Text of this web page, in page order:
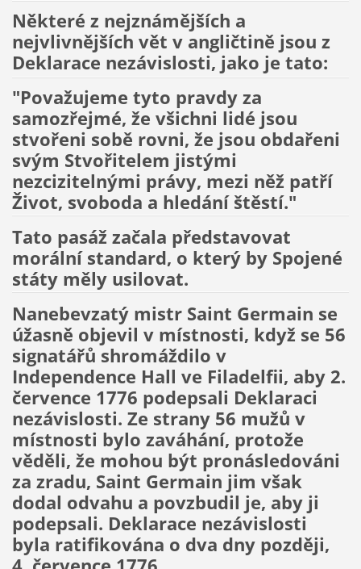
Některé z nejznámějších a
nejvlivnějších vět v angličtině jsou z
Deklarace nezávislosti, jako je tato:
"Považujeme tyto pravdy za
samozřejmé, že všichni lidé jsou
stvořeni sobě rovni, že jsou obdařeni
svým Stvořitelem jistými
nezcizitelnými právy, mezi něž patří
Život, svoboda a hledání štěstí."
Tato pasáž začala představovat
morální standard, o který by Spojené
státy měly usilovat.
Nanebevzatý mistr Saint Germain se
úžasně objevil v místnosti, když se 56
signatářů shromáždilo v
Independence Hall ve Filadelfii, aby 2.
července 1776 podepsali Deklaraci
nezávislosti. Ze strany 56 mužů v
místnosti bylo zaváhání, protože
věděli, že mohou být pronásledováni
za zradu, Saint Germain jim však
dodal odvahu a povzbudil je, aby ji
podepsali. Deklarace nezávislosti
byla ratifikována o dva dny později,